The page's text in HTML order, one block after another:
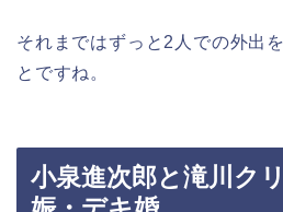
それまではずっと2人での外出
とですね。
小泉進次郎と滝川ク